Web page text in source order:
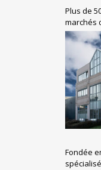
Plus de
marchés
Fondée